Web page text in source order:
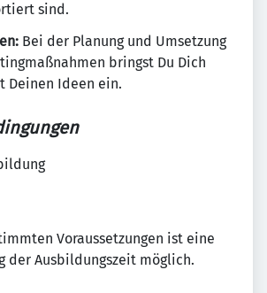
sind.
Bei der Planung und Umsetzung
bringst Du Dich
Deinen Ideen ein.
Voraussetzungen ist eine
der Ausbildungszeit möglich.